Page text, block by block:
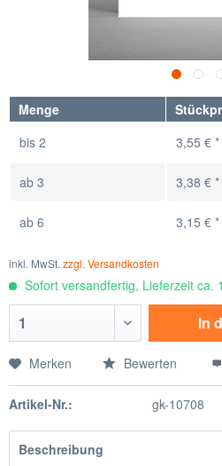
Menge
bis 2 3,55 € *
ab 3 3,38 € *
ab 6 3,15 € *
inkl. MwSt. zzgl. Versandkosten
Sofort versandfertig, Lieferzeit ca.
In
Merken Bewerten
Artikel-Nr.: gk-10708
Beschreibung